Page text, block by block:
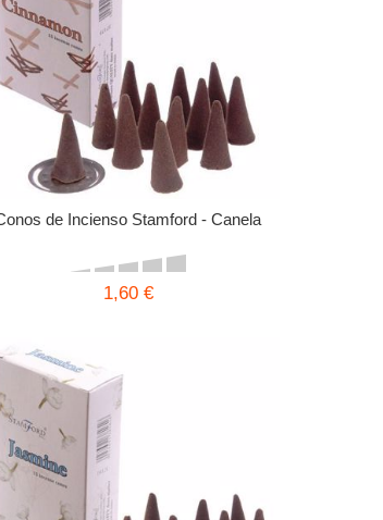
de Incienso Stamford - Canela
1,60 €